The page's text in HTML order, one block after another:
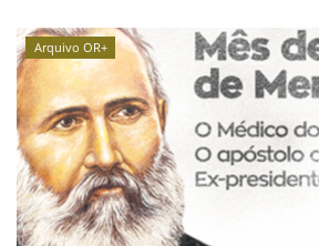
Arquivo OR+